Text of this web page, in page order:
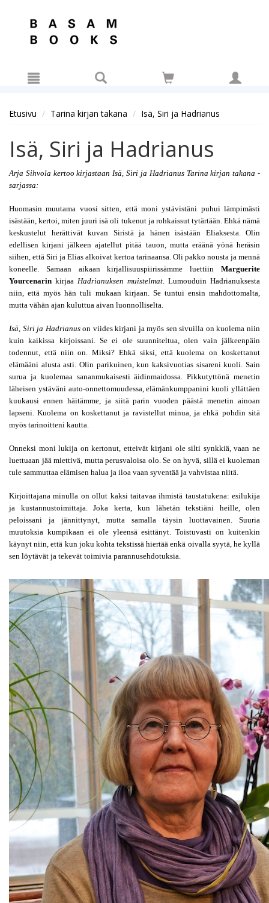
Etusivu Tarina kirjan takana Isä, Siri ja Hadrianus
Isä, Siri ja Hadrianus
Arja Sihvola kertoo kirjastaan Isä, Siri ja Hadrianus Tarina kirjan takana -
sarjassa:
Huomasin muutama vuosi sitten, että moni ystävistäni puhui lämpimästi
isästään, kertoi, miten juuri isä oli tukenut ja rohkaissut tytärtään. Ehkä nämä
keskustelut herättivät kuvan Siristä ja hänen isästään Eliaksesta. Olin
edellisen kirjani jälkeen ajatellut pitää tauon, mutta eräänä yönä heräsin
siihen, että Siri ja Elias alkoivat kertoa tarinaansa. Oli pakko nousta ja mennä
koneelle. Samaan aikaan kirjallisuuspiirissämme luettiin Marguerite
Yourcenarin kirjaa Hadrianuksen muistelmat. Lumouduin Hadrianuksesta
niin, että myös hän tuli mukaan kirjaan. Se tuntui ensin mahdottomalta,
mutta vähän ajan kuluttua aivan luonnolliselta.
Isä, Siri ja Hadrianus on viides kirjani ja myös sen sivuilla on kuolema niin
kuin kaikissa kirjoissani. Se ei ole suunniteltua, olen vain jälkeenpäin
todennut, että niin on. Miksi? Ehkä siksi, että kuolema on koskettanut
elämääni alusta asti. Olin parikuinen, kun kaksivuotias sisareni kuoli. Sain
surua ja kuolemaa sananmukaisesti äidinmaidossa. Pikkutyttönä menetin
läheisen ystäväni auto-onnettomuudessa, elämänkumppanini kuoli yllättäen
kuukausi ennen häitämme, ja siitä parin vuoden päästä menetin ainoan
lapseni. Kuolema on koskettanut ja ravistellut minua, ja ehkä pohdin sitä
myös tarinoitteni kautta.
Onneksi moni lukija on kertonut, etteivät kirjani ole silti synkkiä, vaan ne
luettuaan jää miettivä, mutta perusvaloisa olo. Se on hyvä, sillä ei kuoleman
tule sammuttaa elämisen halua ja iloa vaan syventää ja vahvistaa niitä.
Kirjoittajana minulla on ollut kaksi taitavaa ihmistä taustatukena: esilukija
ja kustannustoimittaja. Joka kerta, kun lähetän tekstiäni heille, olen
peloissani ja jännittynyt, mutta samalla täysin luottavainen. Suuria
muutoksia kumpikaan ei ole yleensä esittänyt. Toistuvasti on kuitenkin
käynyt niin, että kun joku kohta tekstissä hiertää enkä oivalla syytä, he kyllä
sen löytävät ja tekevät toimivia parannusehdotuksia.